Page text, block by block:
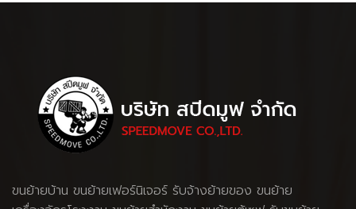
ขนย้ายบ้าน ขนย้ายเฟอร์นิเจอร์ รับจ้างย้ายของ ขนย้าย